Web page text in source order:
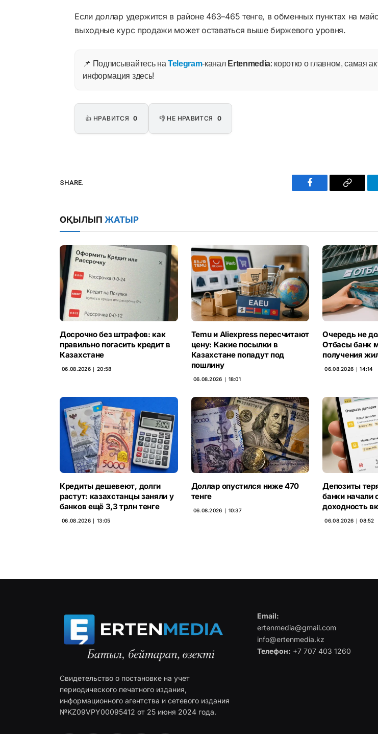
Если доллар удержится в районе 463–465 тенге, в обменных пунктах на
выходные курс продажи может оставаться выше биржевого уровня.
📌 Подписывайтесь на Telegram-канал Ertenmedia: коротко о главном, самая
информация здесь!
👍 НРАВИТСЯ 0 👎 НЕ НРАВИТСЯ 0
SHARE.
Facebook Copy
ОҚЫЛЫП ЖАТЫР
Досрочно без штрафов: как
правильно погасить кредит в
Казахстане
06.08.2026 ∣ 20:58
Temu и Aliexpress пересчитают
цену: Какие посылки в
Казахстане попадут под
пошлину
06.08.2026 ∣ 18:01
Очередь не
Отбасы банк
получения
06.08.2026 ∣ 14:14
Кредиты дешевеют, долги
растут: казахстанцы заняли у
банков ещё 3,3 трлн тенге
06.08.2026 ∣ 13:05
Доллар опустился ниже 470
тенге
06.08.2026 ∣ 10:37
Депозиты
банки начали
доходность
06.08.2026 ∣ 08:52
Свидетельство о постановке на учет
периодического печатного издания,
информационного агентства и сетевого издания
№KZ09VPY00095412 от 25 июня 2024 года.
Email:
ertenmedia@gmail.com
info@ertenmedia.kz
Телефон: +7 707 403 1260